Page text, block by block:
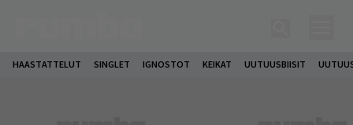
HAASTATTELUT SINGLET IGNOSTOT KEIKAT UUTUUSBIISIT